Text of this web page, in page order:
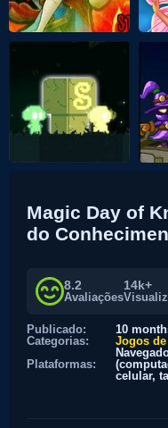
Magic Day of
do
8.2
Avaliações
14k+
Publicado:
10
Categorias:
Jogos
Plataformas:
celular,